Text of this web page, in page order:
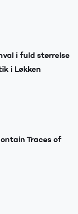
i fuld størrelse
i Løkken
Traces of